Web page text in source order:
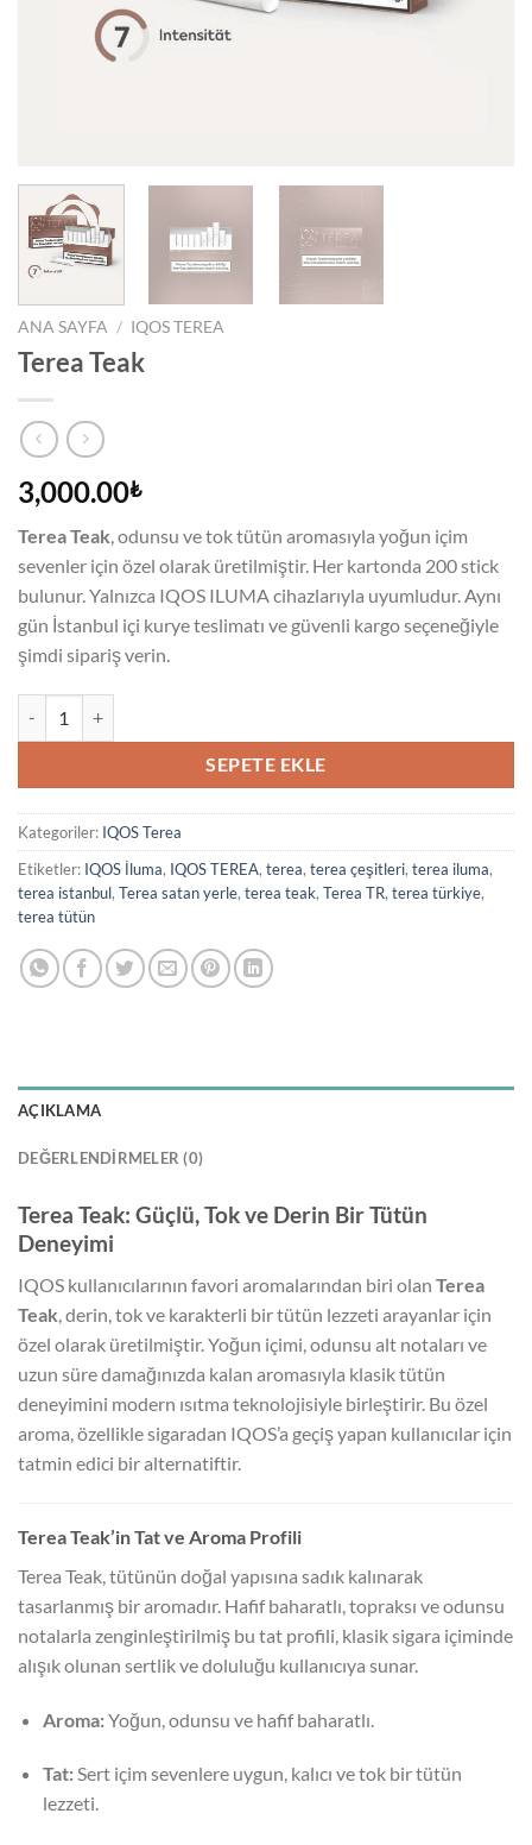
ANA SAYFA / IQOS TEREA
Terea Teak
3,000.00₺
Terea Teak , odunsu ve tok tütün aromasıyla yoğun içim
sevenler için özel olarak üretilmiştir. Her kartonda 200 stick
bulunur. Yalnızca IQOS ILUMA cihazlarıyla uyumludur. Aynı
gün İstanbul içi kurye teslimatı ve güvenli kargo seçeneğiyle
şimdi sipariş verin.
SEPETE EKLE
Kategoriler: IQOS Terea
Etiketler: IQOS İluma, IQOS TEREA, terea, terea çeşitleri, terea iluma,
terea istanbul, Terea satan yerle, terea teak, Terea TR, terea türkiye,
terea tütün
AÇIKLAMA
DEĞERLENDIRMELER (0)
Terea Teak: Güçlü, Tok ve Derin Bir Tütün
Deneyimi
IQOS kullanıcılarının favori aromalarından biri olan Terea
Teak, derin, tok ve karakterli bir tütün lezzeti arayanlar için
özel olarak üretilmiştir. Yoğun içimi, odunsu alt notaları ve
uzun süre damağınızda kalan aromasıyla klasik tütün
deneyimini modern ısıtma teknolojisiyle birleştirir. Bu özel
aroma, özellikle sigaradan IQOS’a geçiş yapan kullanıcılar için
tatmin edici bir alternatiftir.
Terea Teak’in Tat ve Aroma Profili
Terea Teak, tütünün doğal yapısına sadık kalınarak
tasarlanmış bir aromadır. Hafif baharatlı, topraksı ve odunsu
notalarla zenginleştirilmiş bu tat profili, klasik sigara içiminde
alışık olunan sertlik ve doluluğu kullanıcıya sunar.
Aroma:Yoğun, odunsu ve hafif baharatlı.
Tat:Sert içim sevenlere uygun, kalıcı ve tok bir tütün
lezzeti.